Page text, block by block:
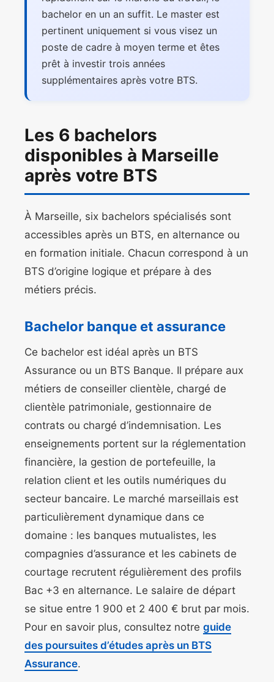
bachelor en un an suffit. Le master est
pertinent uniquement si vous visez un
poste de cadre à moyen terme et êtes
prêt à investir trois années
supplémentaires après votre BTS.
Les 6 bachelors
disponibles à Marseille
après votre BTS
À Marseille, six bachelors spécialisés sont
accessibles après un BTS, en alternance ou
en formation initiale. Chacun correspond à un
BTS d’origine logique et prépare à des
métiers précis.
Bachelor banque et assurance
Ce bachelor est idéal après un BTS
Assurance ou un BTS Banque. Il prépare aux
métiers de conseiller clientèle, chargé de
clientèle patrimoniale, gestionnaire de
contrats ou chargé d’indemnisation. Les
enseignements portent sur la réglementation
financière, la gestion de portefeuille, la
relation client et les outils numériques du
secteur bancaire. Le marché marseillais est
particulièrement dynamique dans ce
domaine : les banques mutualistes, les
compagnies d’assurance et les cabinets de
courtage recrutent régulièrement des profils
Bac +3 en alternance. Le salaire de départ
se situe entre 1 900 et 2 400 € brut par mois.
Pour en savoir plus, consultez notre guide
des poursuites d’études après un BTS
Assurance.